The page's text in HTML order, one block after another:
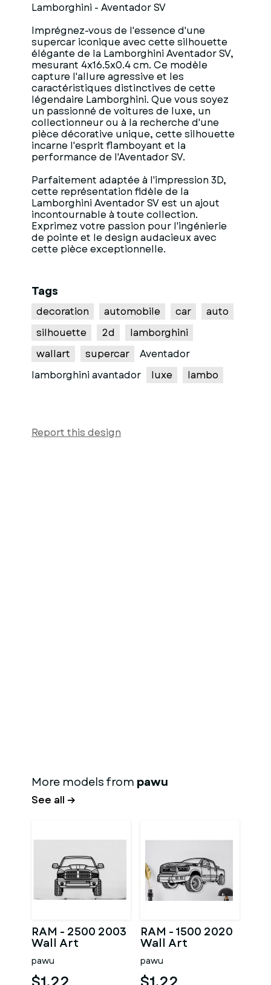
Lamborghini - Aventador SV
Imprégnez-vous de l'essence d'une
supercar iconique avec cette silhouette
élégante de la Lamborghini Aventador SV,
mesurant 4x16.5x0.4 cm. Ce modèle
capture l'allure agressive et les
caractéristiques distinctives de cette
légendaire Lamborghini. Que vous soyez
un passionné de voitures de luxe, un
collectionneur ou à la recherche d'une
pièce décorative unique, cette silhouette
incarne l'esprit flamboyant et la
performance de l'Aventador SV.
Parfaitement adaptée à l'impression 3D,
cette représentation fidèle de la
Lamborghini Aventador SV est un ajout
incontournable à toute collection.
Exprimez votre passion pour l'ingénierie
de pointe et le design audacieux avec
cette pièce exceptionnelle.
Tags
decoration automobile car
auto
silhouette
2d
lamborghini
wallart
supercar
Aventador
lamborghini avantador
luxe lambo
Report this design
More models from pawu
See all →
RAM - 2500 2003
Wall Art
pawu
RAM - 1500 2020
Wall Art
pawu